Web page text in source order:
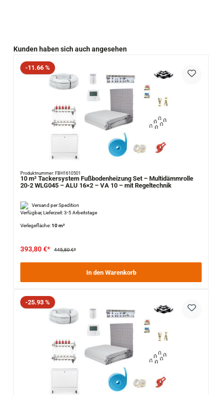
Produktgalerie überspringen
Kunden haben sich auch angesehen
Rabatt
-11.66 %
Produktnummer: FBH1610501
10 m² Tackersystem Fußbodenheizung Set – Multidämmrolle
20-2 WLG045 – ALU 16×2 – VA 10 – mit Regeltechnik
Versand per Spedition
Verfügbar, Lieferzeit: 3-5 Arbeitstage
Verlegefläche:10 m²
393,80 €* 445,80 €*
In den Warenkorb
Rabatt
-25.93 %